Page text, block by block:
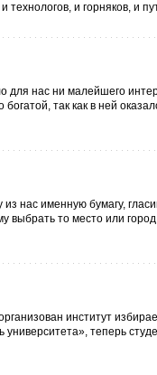
и горняков, и
нас ни малейшего
так как в ней
нас именную бумагу,
то место или
институт
университета», теперь